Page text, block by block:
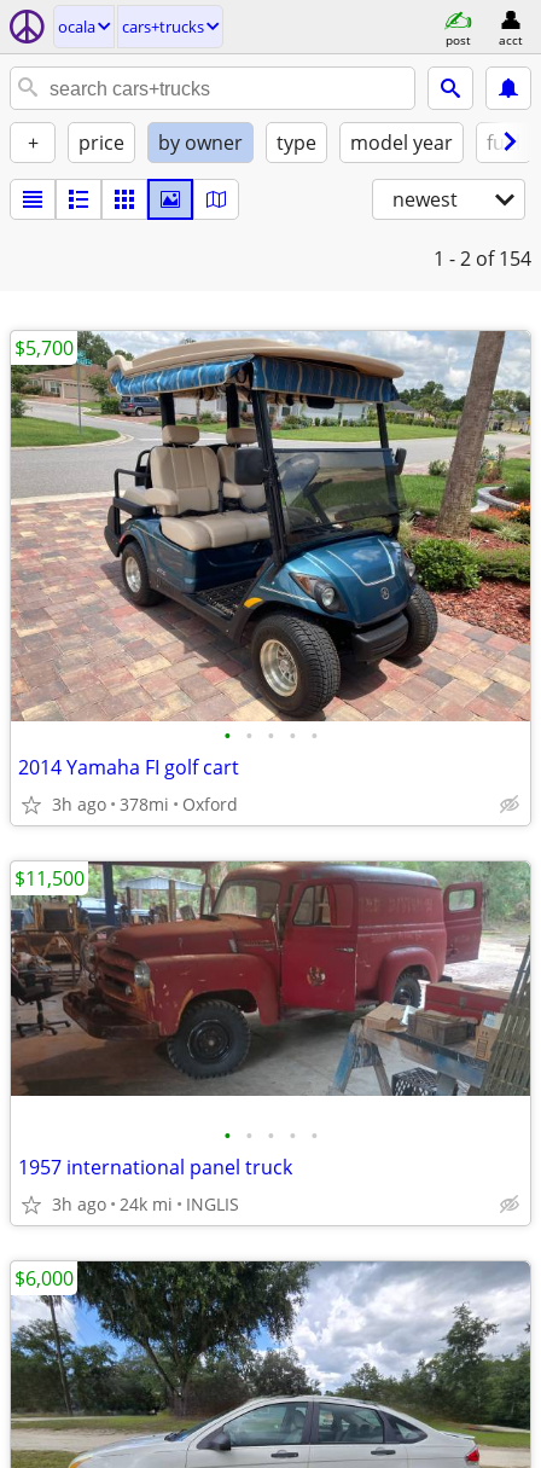
ocala cars+trucks
post acct
+ price by owner type model year fuel
newest
1 - 2 of 154
• • • • •
2014 Yamaha FI golf cart
3h ago 378mi Oxford
$5,700
• • • • •
1957 international panel truck
3h ago 24k mi INGLIS
$11,500
$6,000